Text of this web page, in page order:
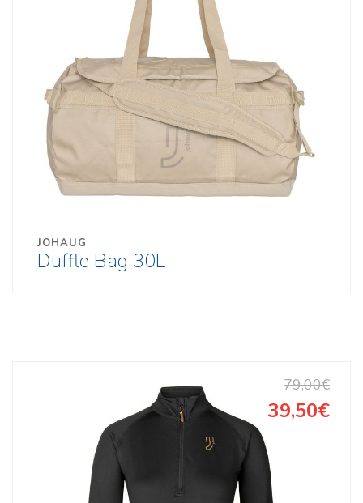
JOHAUG
Duffle Bag 30L
79,00€
39,50€